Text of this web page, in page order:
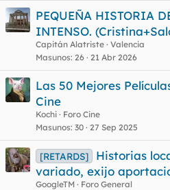
PEQUEÑA HISTORIA
INTENSO.
Capitán Alatriste Valencia
Masunos 26 21 Abr 2026
Las 50 Mejores
Cine
Kochi
Foro Cine
Masunos 30 27 Sep 2025
[RETARDS]
Historias
variado, exijo
GoogleTM
Foro General